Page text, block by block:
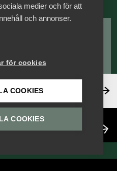
medier och för att
och annonser.
för cookies
COOKIES
COOKIES